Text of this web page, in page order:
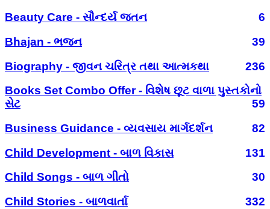
Beauty Care - સૌન્દર્ય જતન
6
Bhajan - ભજન
39
Biography - જીવન ચરિત્ર તથા આત્મકથા
236
Books Set Combo Offer - વિશેષ છૂટ વાળા પુસ્તકોનો
સેટ
59
Business Guidance - વ્યવસાય માર્ગદર્શન
82
Child Development - બાળ વિકાસ
131
Child Songs - બાળ ગીતો
30
Child Stories - બાળવાર્તા
332